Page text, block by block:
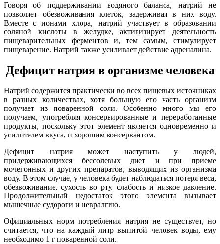
Говоря об поддерживании водяного баланса, натрий не
позволяет обезвоживания клеток, задерживая в них воду.
Вместе с ионами хлора, натрий участвует в образовании
соляной кислоты в желудке, активизирует деятельность
пищеварительных ферментов и, тем самым, стимулирует
пищеварение. Натрий также усиливает действие адреналина.
Дефицит натрия в организме человека
Натрий содержится практически во всех пищевых источниках
в разных количествах, хотя большую его часть организм
получает из поваренной соли. Особенно много мы его
получаем, употребляя консервированные и переработанные
продукты, поскольку этот элемент является одновременно и
усилителем вкуса, и хорошим консервантом.
Дефицит натрия может наступить у людей,
придерживающихся бессолевых диет и при приеме
мочегонных и других препаратов, выводящих из организма
воду. В этом случае, у человека будет наблюдаться потеря веса,
обезвоживание, сухость во рту, слабость и низкое давление.
Продолжительный недостаток этого элемента вызывает
мышечные судороги и невралгию.
Официальных норм потребления натрия не существует, но
считается, что на каждый литр выпитой человек воды, ему
необходимо 1 г поваренной соли.